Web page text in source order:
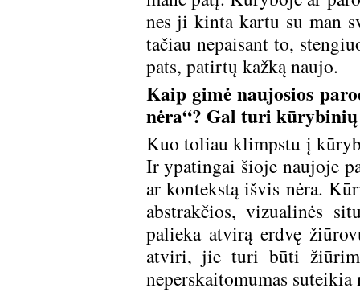
nes ji kinta kartu su man
tačiau nepaisant to,
pats, patirtų kažką naujo.
Kaip gimė naujosios
nėra“? Gal turi
Kuo toliau klimpstu į
Ir ypatingai šioje naujoje
ar kontekstą išvis nėra.
abstrakčios, vizualinės
palieka atvirą erdvę
atviri, jie turi būti
neperskaitomumas